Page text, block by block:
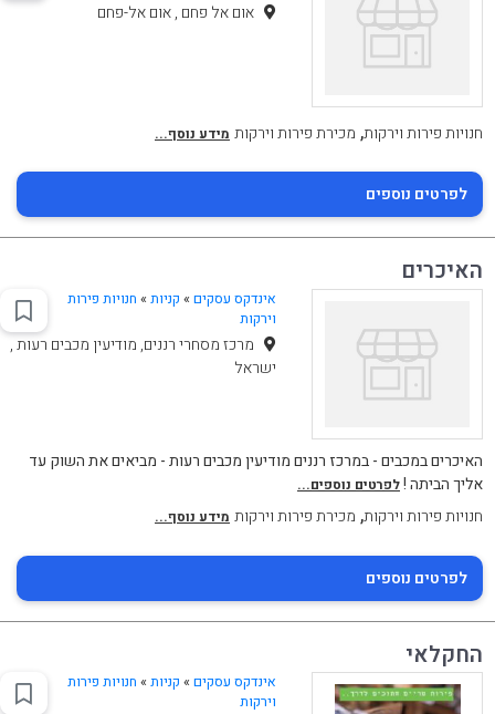
אום אל פחם , אום אל-פחם
חנויות פירות וירקות, מכירת פירות וירקות מידע נוסף...
לפרטים נוספים
האיכרים
אינדקס עסקים » קניות» חנויות פירות
וירקות
מרכז מסחרי רננים, מודיעין מכבים רעות ,
ישראל
האיכרים במכבים - במרכז רננים מודיעין מכבים רעות - מביאים את השוק עד
אליך הביתה !לפרטים נוספים...
חנויות פירות וירקות, מכירת פירות וירקות מידע נוסף...
לפרטים נוספים
החקלאי
אינדקס עסקים » קניות» חנויות פירות
וירקות